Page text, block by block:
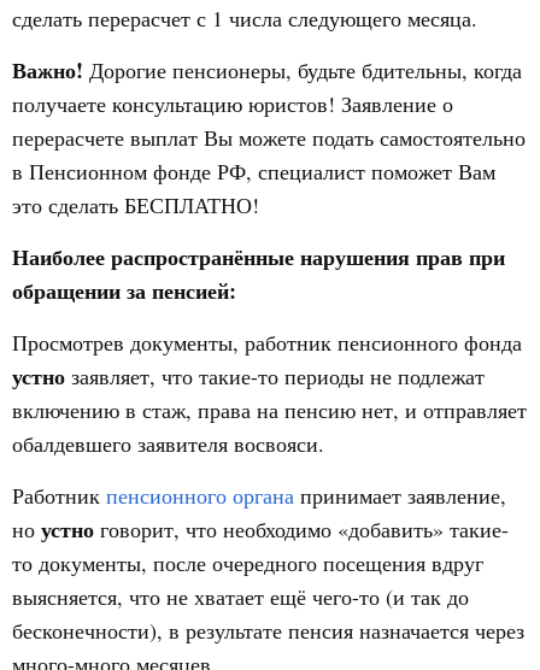
сделать перерасчет с 1 числа следующего месяца.
Важно! Дорогие пенсионеры, будьте бдительны, когда
получаете консультацию юристов! Заявление о
перерасчете выплат Вы можете подать самостоятельно
в Пенсионном фонде РФ, специалист поможет Вам
это сделать БЕСПЛАТНО!
Наиболее распространённые нарушения прав при
обращении за пенсией:
Просмотрев документы, работник пенсионного фонда
устно заявляет, что такие-то периоды не подлежат
включению в стаж, права на пенсию нет, и отправляет
обалдевшего заявителя восвояси.
Работник пенсионного органа принимает заявление,
но устно говорит, что необходимо «добавить» такие-
то документы, после очередного посещения вдруг
выясняется, что не хватает ещё чего-то (и так до
бесконечности), в результате пенсия назначается через
много-много месяцев.